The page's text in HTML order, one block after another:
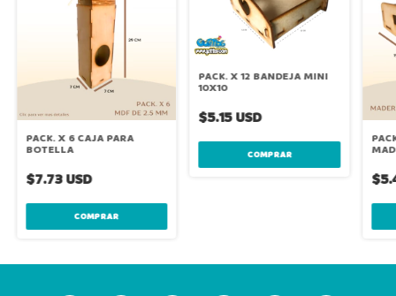
PACK. X 6 CAJA PARA
BOTELLA
$7.73 USD
PACK. X 12 BANDEJA MINI
10X10
$5.15 USD